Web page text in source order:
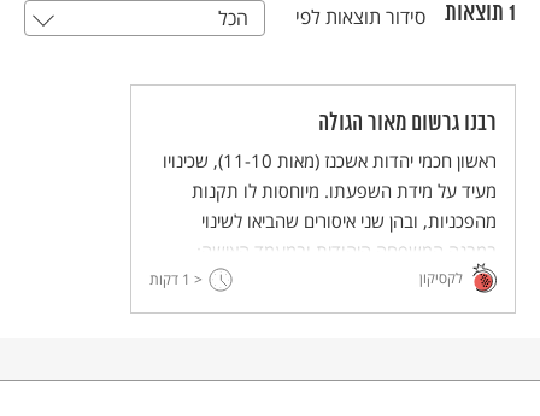
כל האתר
1 תוצאות סידור תוצאות לפי הכל
רבנו גרשום מאור הגולה
ראשון חכמי יהדות אשכנז (מאות 11-10), שכינויו
מעיד על מידת השפעתו. מיוחסות לו תקנות
מהפכניות, ובהן שני איסורים שהביאו לשינוי
במבנה המשפחה היהודית ובמעמד האישה:
האיסור לשאת יותר מאישה אחת והאיסור לגרש
אישה בעל כורחה.
לקסיקון < 1 דקות